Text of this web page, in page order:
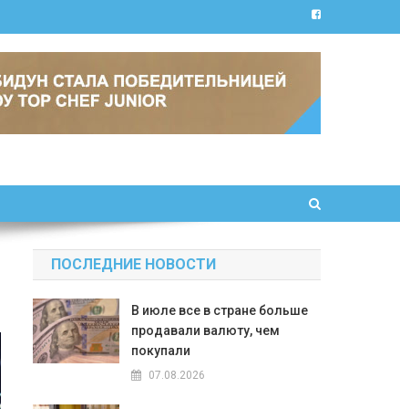
ПОСЛЕДНИЕ НОВОСТИ
В июле все в стране больше
продавали валюту, чем
покупали
07.08.2026